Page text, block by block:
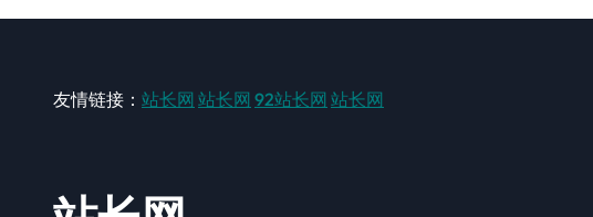
友情链接： 站长网 站长网 92站长网 站长网